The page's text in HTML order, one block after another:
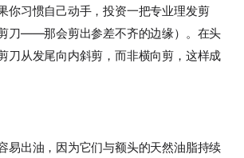
你习惯自己动手，投资一把专业理发剪
剪刀——那会剪出参差不齐的边缘）。在头
刀从发尾向内斜剪，而非横向剪，这样成
易出油，因为它们与额头的天然油脂持续